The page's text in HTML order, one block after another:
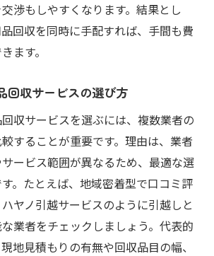
渉もしやすくなります。結果とし
回収を同時に手配すれば、手間も費
ます。
回収サービスの選び方
収サービスを選ぶには、複数業者の
することが重要です。理由は、業者
ービス範囲が異なるため、最適な選
。たとえば、地域密着型で口コミ評
ヤノ引越サービスのように引越しと
業者をチェックしましょう。代表的
地見積もりの有無や回収品目の幅、